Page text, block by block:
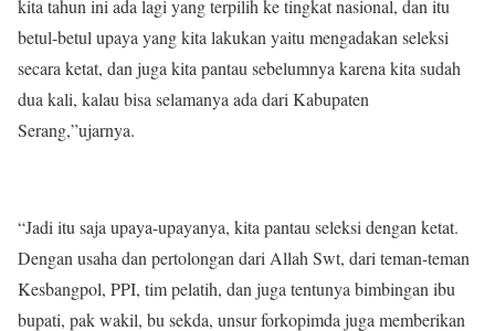
kita tahun ini ada lagi yang terpilih ke tingkat nasional, dan itu
betul-betul upaya yang kita lakukan yaitu mengadakan seleksi
secara ketat, dan juga kita pantau sebelumnya karena kita sudah
dua kali, kalau bisa selamanya ada dari Kabupaten
Serang,”ujarnya.
“Jadi itu saja upaya-upayanya, kita pantau seleksi dengan ketat.
Dengan usaha dan pertolongan dari Allah Swt, dari teman-teman
Kesbangpol, PPI, tim pelatih, dan juga tentunya bimbingan ibu
bupati, pak wakil, bu sekda, unsur forkopimda juga memberikan